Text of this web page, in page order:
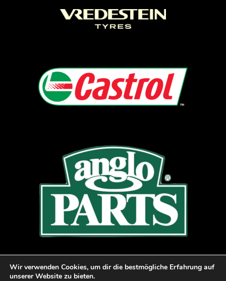
Copyright © 2022 Musée Du Circuit de Spa-
Wir verwenden Cookies, um dir die bestmögliche Erfahrung auf
unserer Website zu bieten.